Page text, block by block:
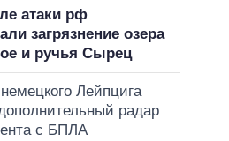
атаки рф
загрязнение озера
и ручья Сырец
Лейпцига
радар
с БПЛА